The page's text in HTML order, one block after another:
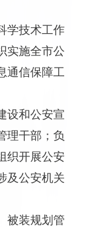
学技术工作
实施全市公
通信保障工
设和公安宣
理干部；负
织开展公安
及公安机关
被装规划管